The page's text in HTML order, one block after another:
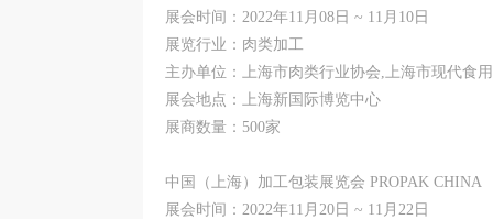
展会时间：2022年11月08日 ~ 11月10日
展览行业：肉类加工
主办单位：上海市肉类行业协会,上海市现代食
展会地点：上海新国际博览中心
展商数量：500家
中国（上海）加工包装展览会 PROPAK CHINA
展会时间：2022年11月20日 ~ 11月22日